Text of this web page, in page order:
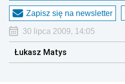
Zapisz się na newsletter
30 lipca 2009, 14:05
Łukasz Matys